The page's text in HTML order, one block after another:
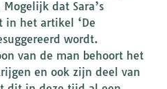
dat Sara’s
in het artikel ‘De
wordt.
van de man behoort het
en ook zijn deel van